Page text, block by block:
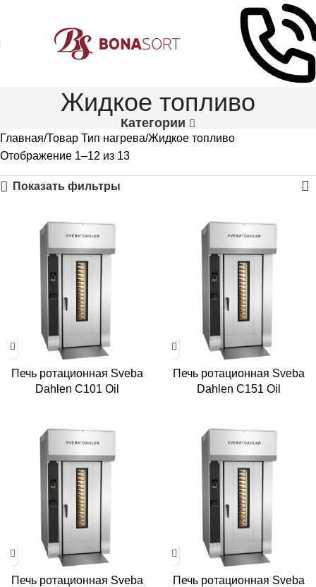
Жидкое топливо
Категории
Главная Товар Тип нагрева Жидкое топливо
Отображение 1–12 из 13
Показать фильтры
Печь ротационная Sveba
Dahlen C101 Oil
Печь ротационная Sveba
Dahlen C151 Oil
Печь ротационная Sveba
Печь ротационная Sveba